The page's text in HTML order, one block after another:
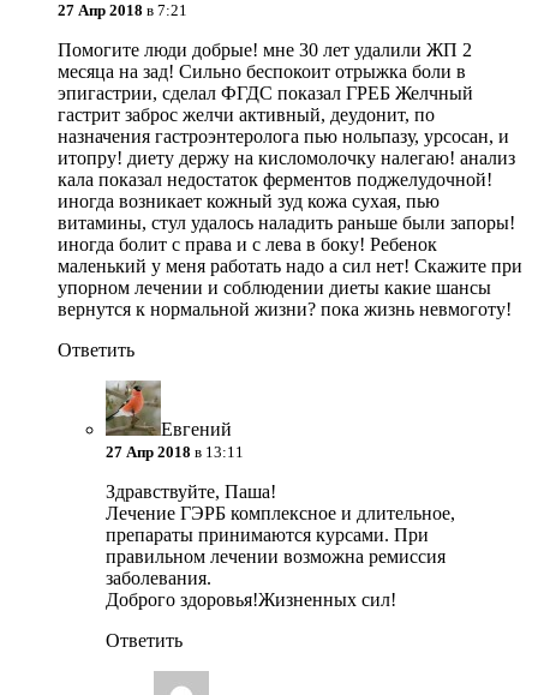
27 Апр 2018 в 7:21
Помогите люди добрые! мне 30 лет удалили ЖП 2
месяца на зад! Сильно беспокоит отрыжка боли в
эпигастрии, сделал ФГДС показал ГРЕБ Желчный
гастрит заброс желчи активный, деудонит, по
назначения гастроэнтеролога пью нольпазу, урсосан, и
итопру! диету держу на кисломолочку налегаю! анализ
кала показал недостаток ферментов поджелудочной!
иногда возникает кожный зуд кожа сухая, пью
витамины, стул удалось наладить раньше были запоры!
иногда болит с права и с лева в боку! Ребенок
маленький у меня работать надо а сил нет! Скажите при
упорном лечении и соблюдении диеты какие шансы
вернутся к нормальной жизни? пока жизнь невмоготу!
Ответить
Евгений
27 Апр 2018 в 13:11
Здравствуйте, Паша!
Лечение ГЭРБ комплексное и длительное,
препараты принимаются курсами. При
правильном лечении возможна ремиссия
заболевания.
Доброго здоровья!Жизненных сил!
Ответить